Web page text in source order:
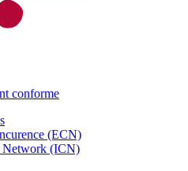
conforme
(ECN)
Network (ICN)